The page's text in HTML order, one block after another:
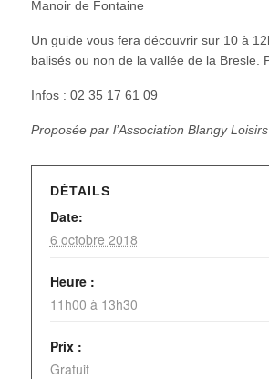
Manoir de Fontaine
Un guide vous fera découvrir sur 10 à
balisés ou non de la vallée de la Bresle.
Infos : 02 35 17 61 09
Proposée par l’Association Blangy Loisirs
DÉTAILS
Date:
6 octobre 2018
Heure :
11h00 à 13h30
Prix :
Gratuit